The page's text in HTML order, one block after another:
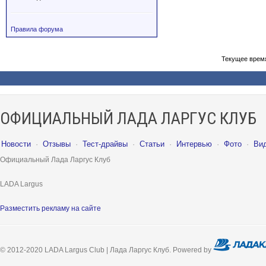
Правила форума
Текущее
ОФИЦИАЛЬНЫЙ ЛАДА ЛАРГУС КЛУБ
Новости · Отзывы · Тест-драйвы · Статьи · Интервью · Фото ·
Официальный Лада Ларгус Клуб
LADA Largus
Разместить рекламу на сайте
© 2012-2020 LADA Largus Club | Лада Ларгус Клуб. Powered by